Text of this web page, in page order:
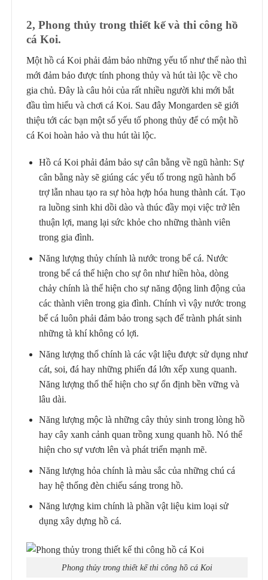
2, Phong thủy trong thiết kế và thi công hồ
cá Koi.
Một hồ cá Koi phải đảm bảo những yếu tố như thế nào thì
mới đảm bảo được tính phong thủy và hút tài lộc về cho
gia chủ. Đây là câu hỏi của rất nhiều người khi mới bắt
đầu tìm hiểu và chơi cá Koi. Sau đây Mongarden sẽ giới
thiệu tới các bạn một số yếu tố phong thủy để có một hồ
cá Koi hoàn hảo và thu hút tài lộc.
Hồ cá Koi phải đảm bảo sự cân bằng về ngũ hành: Sự
cân bằng này sẽ giúng các yếu tố trong ngũ hành bổ
trợ lẫn nhau tạo ra sự hòa hợp hóa hung thành cát. Tạo
ra luồng sinh khi dồi dào và thúc đầy mọi việc trở lên
thuận lợi, mang lại sức khỏe cho những thành viên
trong gia đình.
Năng lượng thủy chính là nước trong bể cá. Nước
trong bể cá thể hiện cho sự ôn như hiền hòa, dòng
chảy chính là thể hiện cho sự năng động linh động của
các thành viên trong gia đình. Chính vì vậy nước trong
bể cá luôn phải đảm bảo trong sạch để trành phát sinh
những tà khí không có lợi.
Năng lượng thổ chính là các vật liệu được sử dụng như
cát, soi, đá hay những phiến đá lớn xếp xung quanh.
Năng lượng thổ thể hiện cho sự ổn định bền vững và
lâu dài.
Năng lượng mộc là những cây thủy sinh trong lòng hồ
hay cây xanh cảnh quan trồng xung quanh hồ. Nó thể
hiện cho sự vươn lên và phát triển mạnh mẽ.
Năng lượng hỏa chính là màu sắc của những chú cá
hay hệ thống đèn chiếu sáng trong hồ.
Năng lượng kim chính là phần vật liệu kim loại sử
dụng xây dựng hồ cá.
Phong thủy trong thiết kế thi công hồ cá Koi